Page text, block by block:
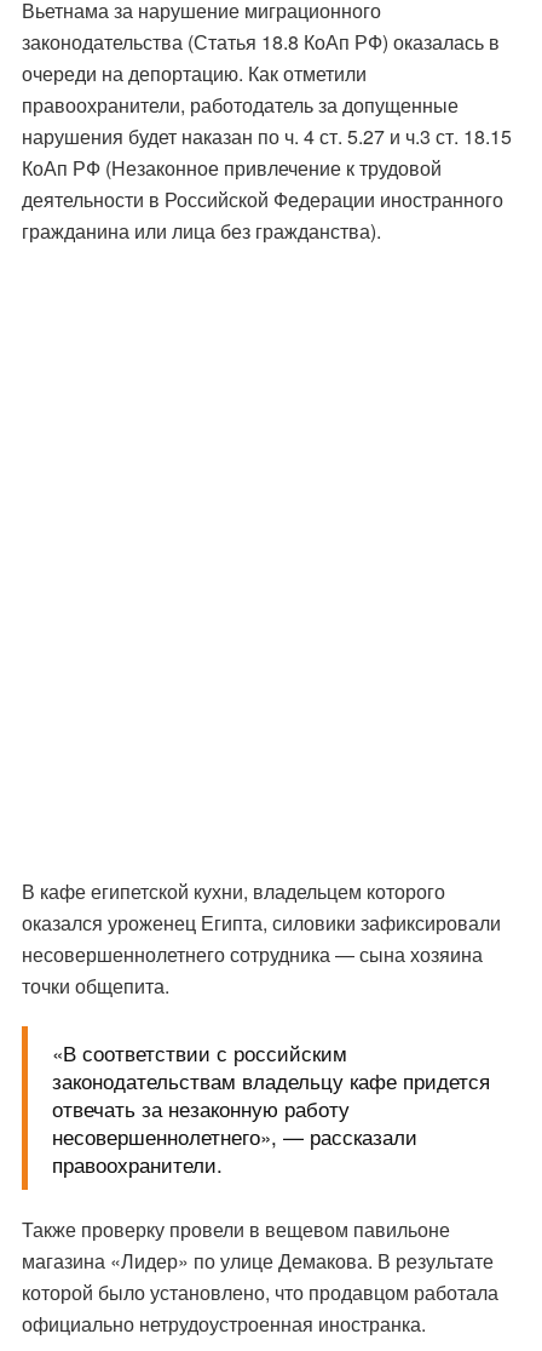
Вьетнама за нарушение миграционного
законодательства (Статья 18.8 КоАп РФ) оказалась в
очереди на депортацию. Как отметили
правоохранители, работодатель за допущенные
нарушения будет наказан по ч. 4 ст. 5.27 и ч.3 ст. 18.15
КоАп РФ (Незаконное привлечение к трудовой
деятельности в Российской Федерации иностранного
гражданина или лица без гражданства).
В кафе египетской кухни, владельцем которого
оказался уроженец Египта, силовики зафиксировали
несовершеннолетнего сотрудника — сына хозяина
точки общепита.
«В соответствии с российским
законодательствам владельцу кафе придется
отвечать за незаконную работу
несовершеннолетнего», — рассказали
правоохранители.
Также проверку провели в вещевом павильоне
магазина «Лидер» по улице Демакова. В результате
которой было установлено, что продавцом работала
официально нетрудоустроенная иностранка.